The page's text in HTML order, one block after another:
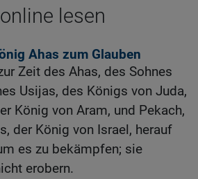
lesen
Ahas zum Glauben
Zeit des Ahas, des Sohnes
Usijas, des Königs von Juda,
König von Aram, und Pekach,
der König von Israel, herauf
es zu bekämpfen; sie
erobern.